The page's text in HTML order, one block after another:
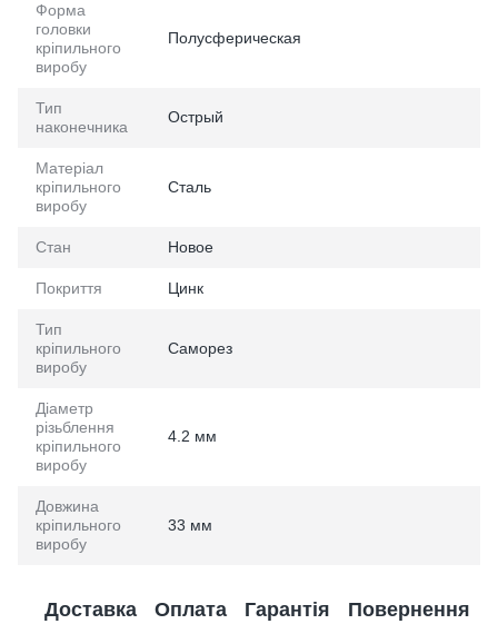
Форма
головки
кріпильного
виробу
Полусферическая
Тип
наконечника
Острый
Матеріал
кріпильного
виробу
Сталь
Стан Новое
Покриття Цинк
Тип
кріпильного
виробу
Саморез
Діаметр
різьблення
кріпильного
виробу
4.2 мм
Довжина
кріпильного
виробу
33 мм
Доставка Оплата Гарантія Повернення